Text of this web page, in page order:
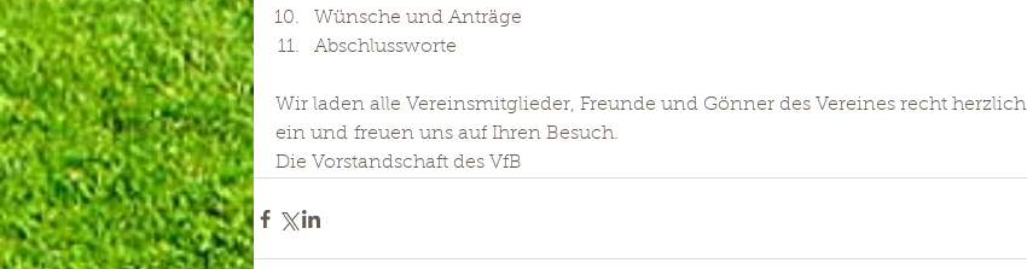
Wünsche und Anträge
Abschlussworte
Wir laden alle Vereinsmitglieder, Freunde und Gönner des Vereines recht herzlich
ein und freuen uns auf Ihren Besuch.
Die Vorstandschaft des VfB